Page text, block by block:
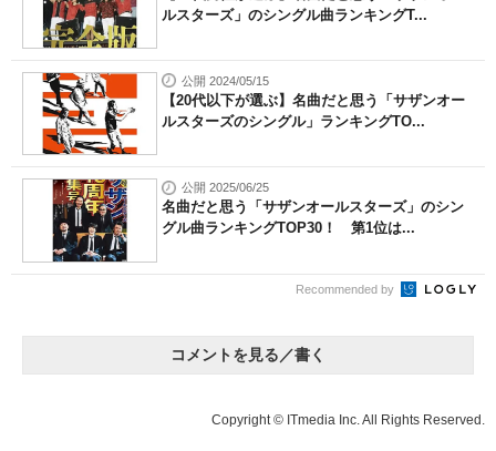
ルスターズ」のシングル曲ランキングT...
公開 2024/05/15
【20代以下が選ぶ】名曲だと思う「サザンオー
ルスターズのシングル」ランキングTO...
公開 2025/06/25
名曲だと思う「サザンオールスターズ」のシン
グル曲ランキングTOP30！ 第1位は...
Recommended by
コメントを見る／書く
Copyright © ITmedia Inc. All Rights Reserved.